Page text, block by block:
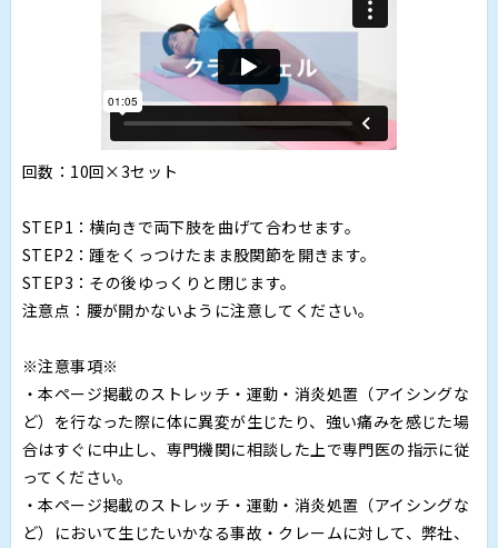
回数：10回×3セット
STEP1：横向きで両下肢を曲げて合わせます。
STEP2：踵をくっつけたまま股関節を開きます。
STEP3：その後ゆっくりと閉じます。
注意点：腰が開かないように注意してください。
※注意事項※
・本ページ掲載のストレッチ・運動・消炎処置（アイシングな
ど）を行なった際に体に異変が生じたり、強い痛みを感じた場
合はすぐに中止し、専門機関に相談した上で専門医の指示に従
ってください。
・本ページ掲載のストレッチ・運動・消炎処置（アイシングな
ど）において生じたいかなる事故・クレームに対して、弊社、